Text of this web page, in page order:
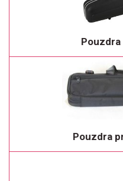
Pouzdra